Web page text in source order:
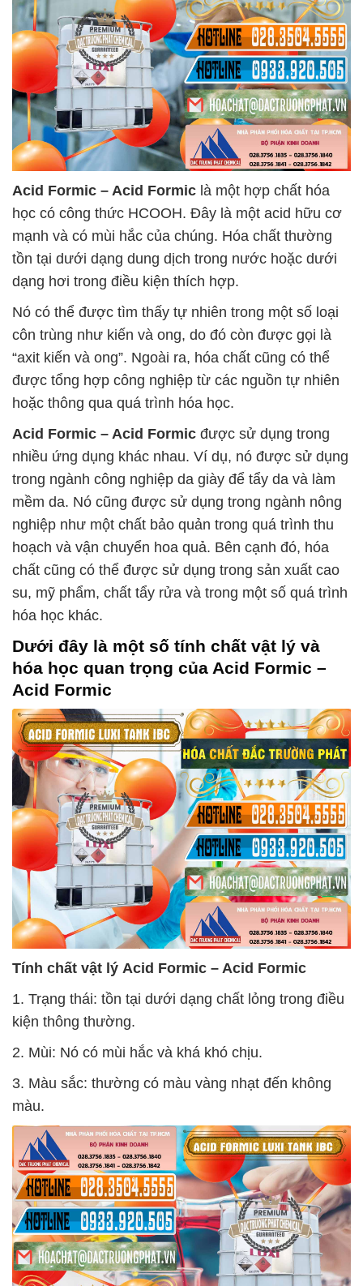
Acid Formic – Acid Formic là một hợp chất hóa
học có công thức HCOOH. Đây là một acid hữu cơ
mạnh và có mùi hắc của chúng. Hóa chất thường
tồn tại dưới dạng dung dịch trong nước hoặc dưới
dạng hơi trong điều kiện thích hợp.
Nó có thể được tìm thấy tự nhiên trong một số loại
côn trùng như kiến và ong, do đó còn được gọi là
“axit kiến và ong”. Ngoài ra, hóa chất cũng có thể
được tổng hợp công nghiệp từ các nguồn tự nhiên
hoặc thông qua quá trình hóa học.
Acid Formic – Acid Formic được sử dụng trong
nhiều ứng dụng khác nhau. Ví dụ, nó được sử dụng
trong ngành công nghiệp da giày để tẩy da và làm
mềm da. Nó cũng được sử dụng trong ngành nông
nghiệp như một chất bảo quản trong quá trình thu
hoạch và vận chuyển hoa quả. Bên cạnh đó, hóa
chất cũng có thể được sử dụng trong sản xuất cao
su, mỹ phẩm, chất tẩy rửa và trong một số quá trình
hóa học khác.
Dưới đây là một số tính chất vật lý và
hóa học quan trọng của Acid Formic –
Acid Formic
Tính chất vật lý Acid Formic – Acid Formic
1. Trạng thái: tồn tại dưới dạng chất lỏng trong điều
kiện thông thường.
2. Mùi: Nó có mùi hắc và khá khó chịu.
3. Màu sắc: thường có màu vàng nhạt đến không
màu.